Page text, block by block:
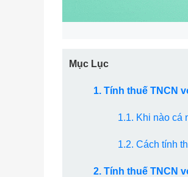
Mục Lục
1. Tính thuế TNCN
1.1. Khi nào cá
1.2. Cách tính
2. Tính thuế TNCN